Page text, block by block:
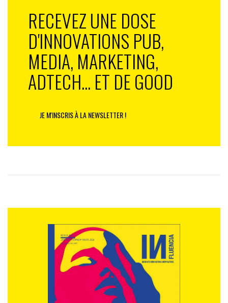
RECEVEZ UNE DOSE
D'INNOVATIONS PUB,
MEDIA, MARKETING,
ADTECH... ET DE GOOD
JE M'INSCRIS À LA NEWSLETTER !